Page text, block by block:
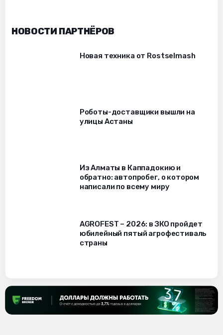
НОВОСТИ ПАРТНЁРОВ
Новая техника от Rostselmash
Роботы-доставщики вышли на
улицы Астаны
Из Алматы в Каппадокию и
обратно: автопробег, о котором
написали по всему миру
AGROFEST – 2026: в ЗКО пройдет
юбилейный пятый агрофестиваль
страны